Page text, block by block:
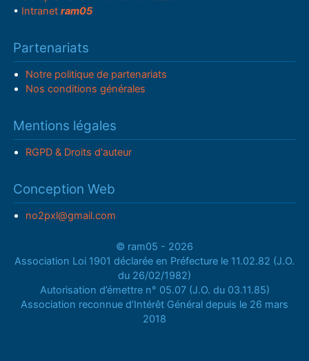
• Intranetram05
Partenariats
Notre politique de partenariats
Nos conditions générales
Mentions légales
RGPD & Droits d'auteur
Conception Web
no2pxl@gmail.com
© ram05 - 2026
Association Loi 1901 déclarée en Préfecture le 11.02.82 (J.O.
du 26/02/1982)
Autorisation d’émettre n° 05.07 (J.O. du 03.11.85)
Association reconnue d’Intérêt Général depuis le 26 mars
2018